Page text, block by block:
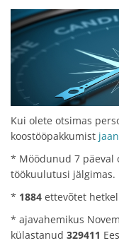
Kui olete otsimas
koostööpakkumist
* Möödunud 7 päeval
töökuulutusi jälgimas.
* 1884 ettevõtet
* ajavahemikus
külastanud 329411